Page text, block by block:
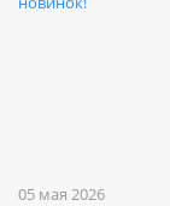
05 мая 2026